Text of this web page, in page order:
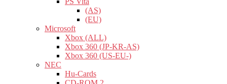
(AS)
(EU)
Microsoft
Xbox (ALL)
Xbox 360 (JP-KR-AS)
Xbox 360 (US-EU-)
NEC
Hu-Cards